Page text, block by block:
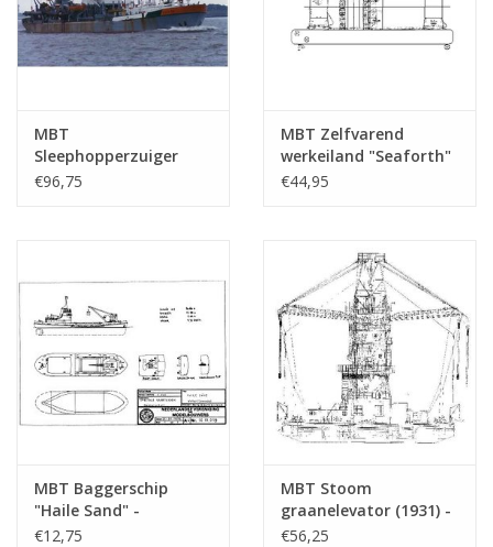
MBT
Sleephopperzuiger
"HAM 308" (1968) -
€96,75
MBT Zelfvarend
werkeiland "Seaforth"
(1978) - Seaforth
€44,95
MBT Baggerschip
"Haile Sand" -
Bouwtekening Schaal 1
€12,75
MBT Stoom
graanelevator (1931) -
Bouwtekening Schaal 1
€56,25